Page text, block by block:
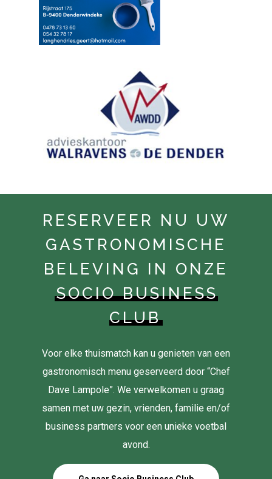
RESERVEER NU UW
GASTRONOMISCHE
BELEVING IN ONZE
SOCIO BUSINESS
CLUB
Voor elke thuismatch kan u genieten van een
gastronomisch menu geserveerd door “Chef
Dave Lampole”. We verwelkomen u graag
samen met uw gezin, vrienden, familie en/of
business partners voor een unieke voetbal
avond.